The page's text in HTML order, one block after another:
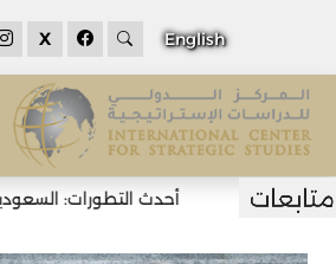
English
X
أحدث التطورات: السعودية